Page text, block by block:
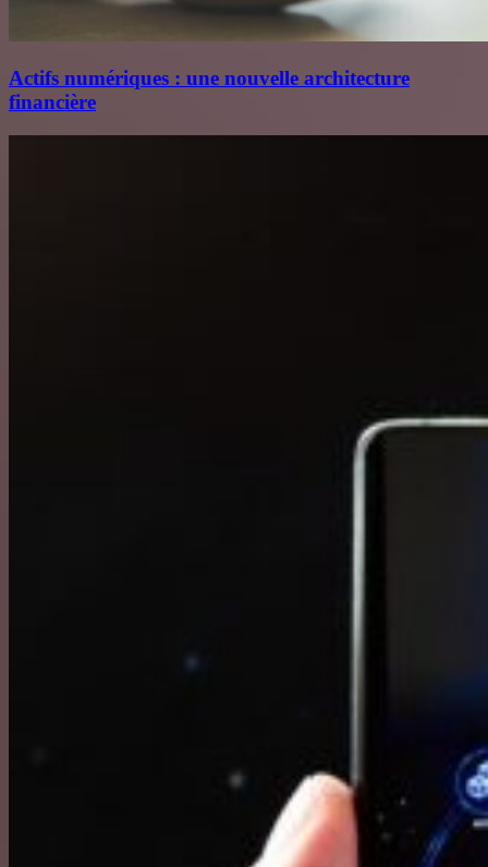
Actifs numériques : une nouvelle architecture
financière